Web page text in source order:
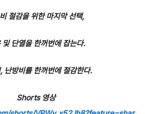
절감을 위한 마지막 선택,
및 단열을 한꺼번에 잡는다.
난방비를 한꺼번에 절감한다.
Shorts 영상